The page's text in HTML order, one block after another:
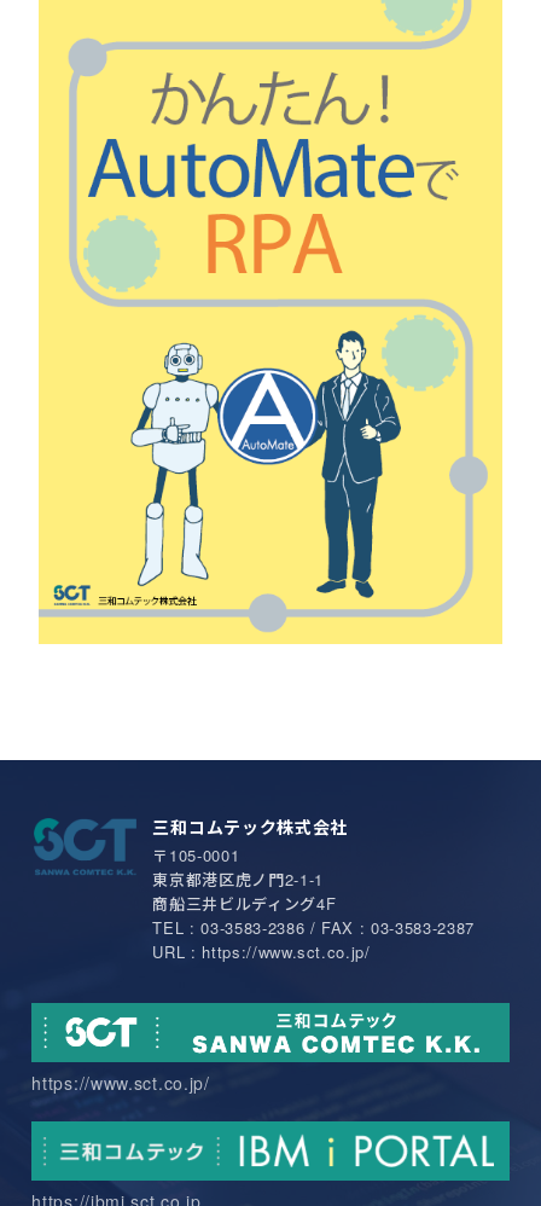
三和コムテック株式会社
〒105-0001
東京都港区虎ノ門2-1-1
商船三井ビルディング4F
TEL : 03-3583-2386 / FAX : 03-3583-2387
URL : https://www.sct.co.jp/
https://www.sct.co.jp/
https://ibmi.sct.co.jp